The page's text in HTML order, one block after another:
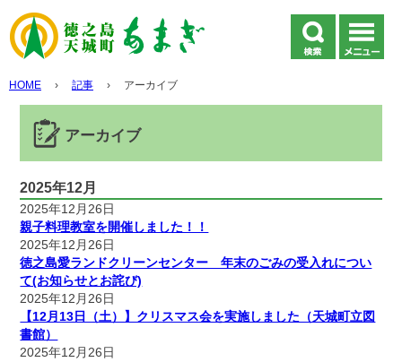
HOME › 記事 › アーカイブ
アーカイブ
2025年12月
2025年12月26日
親子料理教室を開催しました！！
2025年12月26日
徳之島愛ランドクリーンセンター 年末のごみの受入れについ
て(お知らせとお詫び)
2025年12月26日
【12月13日（土）】クリスマス会を実施しました（天城町立図
書館）
2025年12月26日